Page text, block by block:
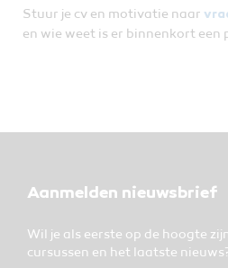
Stuur je cv en motivatie naar
en wie weet is er binnenkort een
Aanmelden nieuwsbrief
Wil je als eerste op de hoogte
cursussen en het laatste